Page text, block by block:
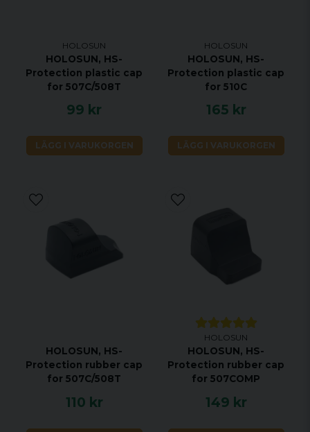
HOLOSUN
HOLOSUN, HS-
Protection plastic cap
for 507C/508T
99 kr
LÄGG I VARUKORGEN
HOLOSUN
HOLOSUN, HS-
Protection plastic cap
for 510C
165 kr
LÄGG I VARUKORGEN
HOLOSUN, HS-
Protection rubber cap
for 507C/508T
110 kr
HOLOSUN
HOLOSUN, HS-
Protection rubber cap
for 507COMP
149 kr
Vikt: 7 g